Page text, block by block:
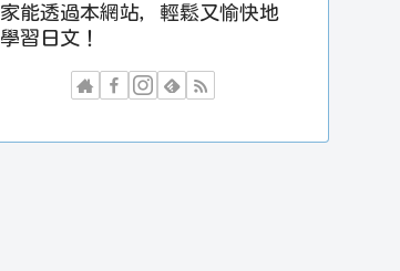
家能透過本網站，輕鬆又愉快地
學習日文！